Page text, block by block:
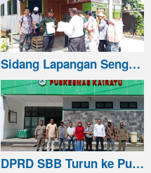
Sidang Lapangan Seng…
DPRD SBB Turun ke Pu…